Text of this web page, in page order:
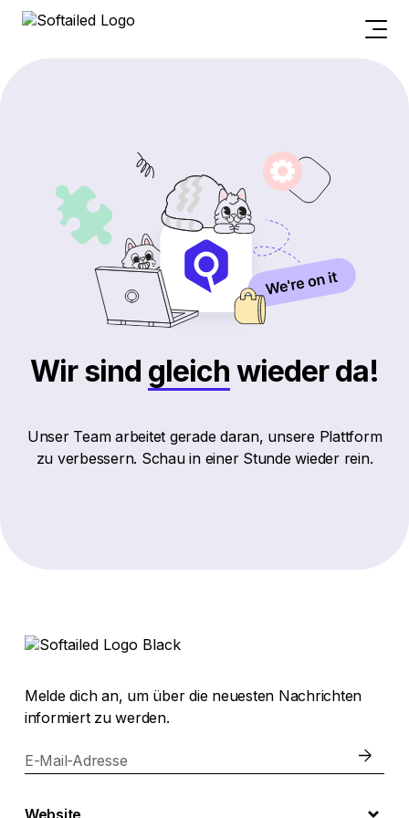
Wir sind gleich wieder da!
Unser Team arbeitet gerade daran, unsere Plattform
zu verbessern. Schau in einer Stunde wieder rein.
Melde dich an, um über die neuesten Nachrichten
informiert zu werden.
E-Mail-Adresse
Website